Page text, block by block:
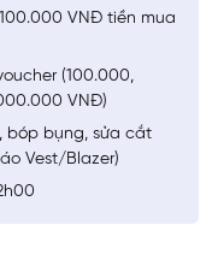
100.000 VNĐ tiền mua
(100.000,
VNĐ)
bóp bụng, sửa cắt
Vest/Blazer)